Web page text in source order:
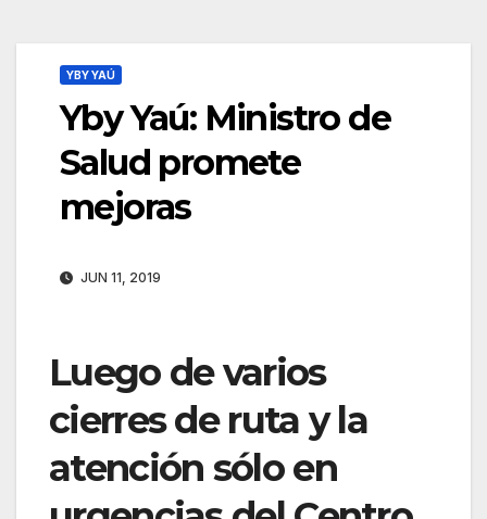
YBY YAÚ
Yby Yaú: Ministro de
Salud promete
mejoras
JUN 11, 2019
Luego de varios
cierres de ruta y la
atención sólo en